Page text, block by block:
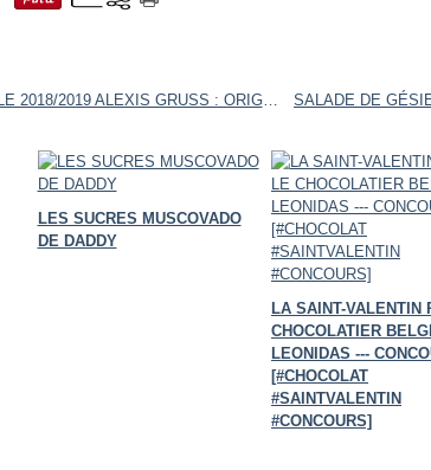
LE NOUVEAU SPECTACLE 2018/2019 ALEXIS GRUSS : ORIGINES {+ CONCOURS} [#JEUCONCOURS #CIRQUE #CONCOURS #PARIS #CIRCUS #CHEVAL]
LES SUCRES MUSCOVADO
DE DADDY
LA SAINT-VALENTIN
CHOCOLATIER
LEONIDAS ---
[#CHOCOLAT
#SAINTVALENTIN
#CONCOURS]